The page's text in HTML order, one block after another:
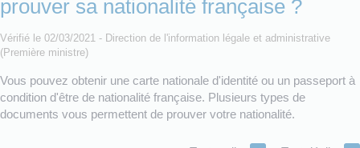
prouver sa nationalité française ?
Vérifié le 02/03/2021 - Direction de l'information légale et administrative
(Première ministre)
Vous pouvez obtenir une carte nationale d'identité ou un passeport à
condition d'être de nationalité française. Plusieurs types de
documents vous permettent de prouver votre nationalité.